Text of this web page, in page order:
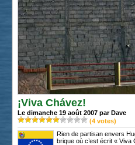
¡Viva Chávez!
Le dimanche 19 août 2007 par Dave
(4 votes)
Rien de partisan envers
brique où c’est écrit « Viva